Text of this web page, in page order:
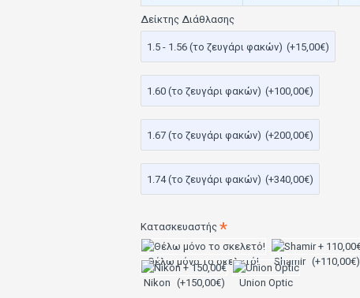
Δείκτης Διάθλασης
1.5 - 1.56 (το ζευγάρι φακών) (+15,00€)
1.60 (το ζευγάρι φακών) (+100,00€)
1.67 (το ζευγάρι φακών) (+200,00€)
1.74 (το ζευγάρι φακών) (+340,00€)
Κατασκευαστής
Θέλω μόνο το σκελετό! Shamir (+110,00€)
Nikon (+150,00€) Union Optic